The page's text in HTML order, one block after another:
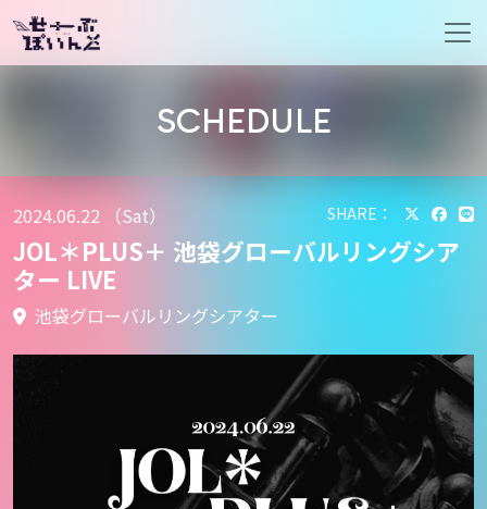
メインナビゲーション
SCHEDULE
2024.06.22 （Sat） SHARE：
JOL＊PLUS＋ 池袋グローバルリングシア
ター LIVE
池袋グローバルリングシアター